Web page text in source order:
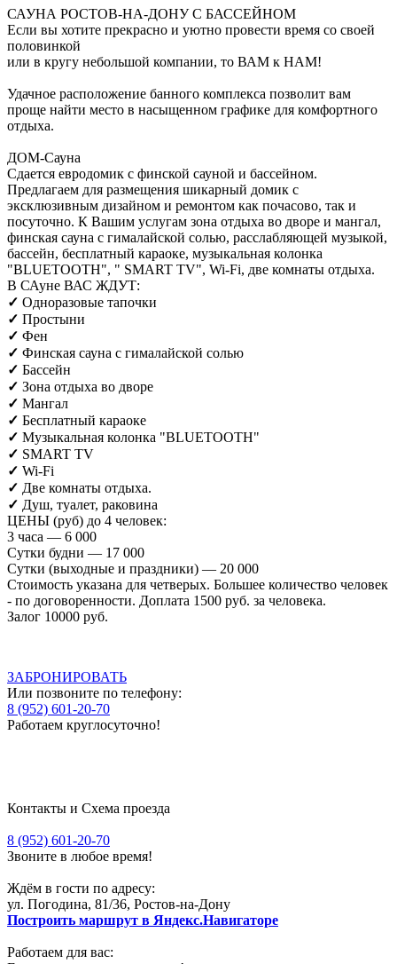
САУНА РОСТОВ-НА-ДОНУ С БАССЕЙНОМ
Если вы хотите прекрасно и уютно провести время со своей
половинкой
или в кругу небольшой компании, то ВАМ к НАМ!
Удачное расположение банного комплекса позволит вам
проще найти место в насыщенном графике для комфортного
отдыха.
ДОМ-Сауна
Сдается евродомик с финской сауной и бассейном.
Предлагаем для размещения шикарный домик с
эксклюзивным дизайном и ремонтом как почасово, так и
посуточно. К Вашим услугам зона отдыха во дворе и мангал,
финская сауна с гималайской солью, расслабляющей музыкой,
бассейн, бесплатный караоке, музыкальная колонка
"BLUETOOTH", " SMART TV", Wi-Fi, две комнаты отдыха.
В САуне ВАС ЖДУТ:
✓ Одноразовые тапочки
✓ Простыни
✓ Фен
✓ Финская сауна с гималайской солью
✓ Бассейн
✓ Зона отдыха во дворе
✓ Мангал
✓ Бесплатный караоке
✓ Музыкальная колонка "BLUETOOTH"
✓ SMART TV
✓ Wi-Fi
✓ Две комнаты отдыха.
✓ Душ, туалет, раковина
ЦЕНЫ (руб) до 4 человек:
3 часа — 6 000
Сутки будни — 17 000
Сутки (выходные и праздники) — 20 000
Стоимость указана для четверых. Большее количество человек
- по договоренности. Доплата 1500 руб. за человека.
Залог 10000 руб.
ЗАБРОНИРОВАТЬ
Или позвоните по телефону:
8 (952) 601-20-70
Работаем круглосуточно!
Контакты и Схема проезда
8 (952) 601-20-70
Звоните в любое время!
Ждём в гости по адресу:
ул. Погодина, 81/36, Ростов-на-Дону
Построить маршрут в Яндекс.Навигаторе
Работаем для вас: